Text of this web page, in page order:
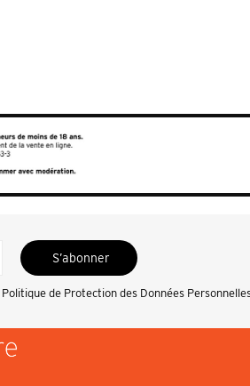
S’abonner
Politique de Protection des Données